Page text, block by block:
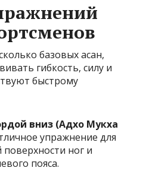
базовых асан,
гибкость, силу и
быстрому
вниз (Адхо Мукха
упражнение для
поверхности ног и
пояса.